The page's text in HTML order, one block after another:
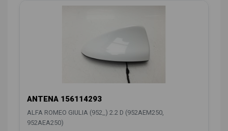
ANTENA 156114293
ALFA ROMEO GIULIA (952_) 2.2 D (952AEM250,
952AEA250)